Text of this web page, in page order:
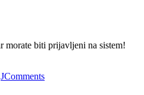
morate biti prijavljeni na sistem!
JComments